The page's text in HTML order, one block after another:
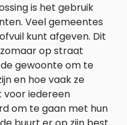
is het gebruik
Veel gemeentes
kunt afgeven. Dit
op straat
gewoonte om te
en hoe vaak ze
voor iedereen
om te gaan met hun